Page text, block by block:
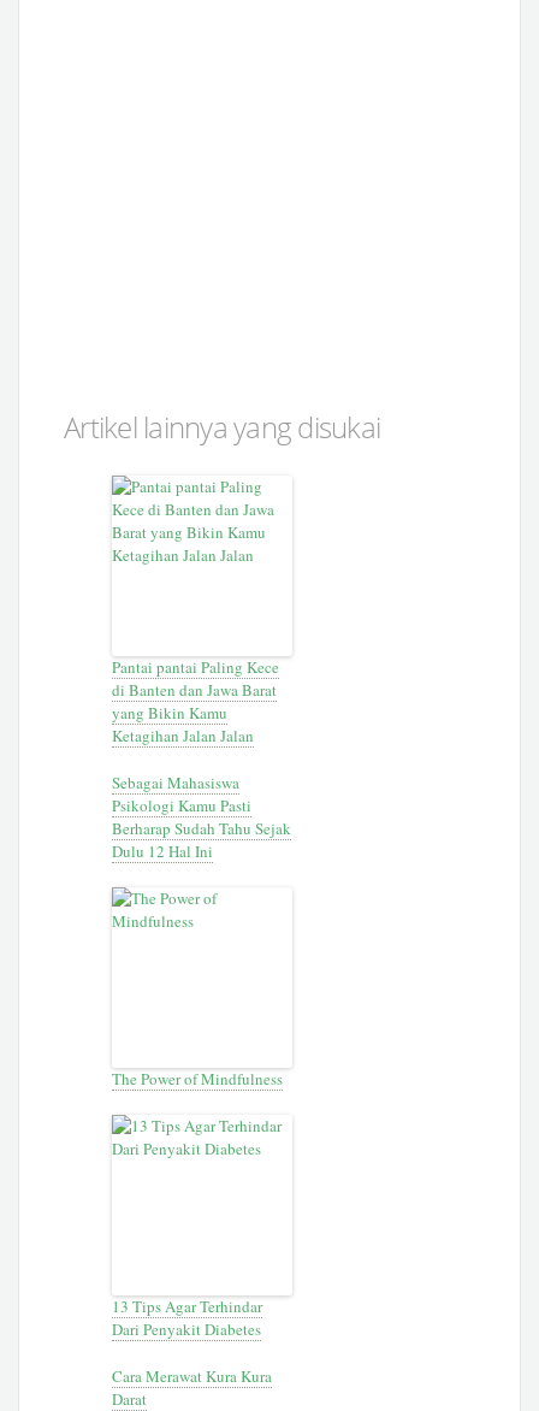
Artikel lainnya yang disukai
Pantai pantai Paling Kece
di Banten dan Jawa Barat
yang Bikin Kamu
Ketagihan Jalan Jalan
Sebagai Mahasiswa
Psikologi Kamu Pasti
Berharap Sudah Tahu Sejak
Dulu 12 Hal Ini
The Power of Mindfulness
13 Tips Agar Terhindar
Dari Penyakit Diabetes
Cara Merawat Kura Kura
Darat